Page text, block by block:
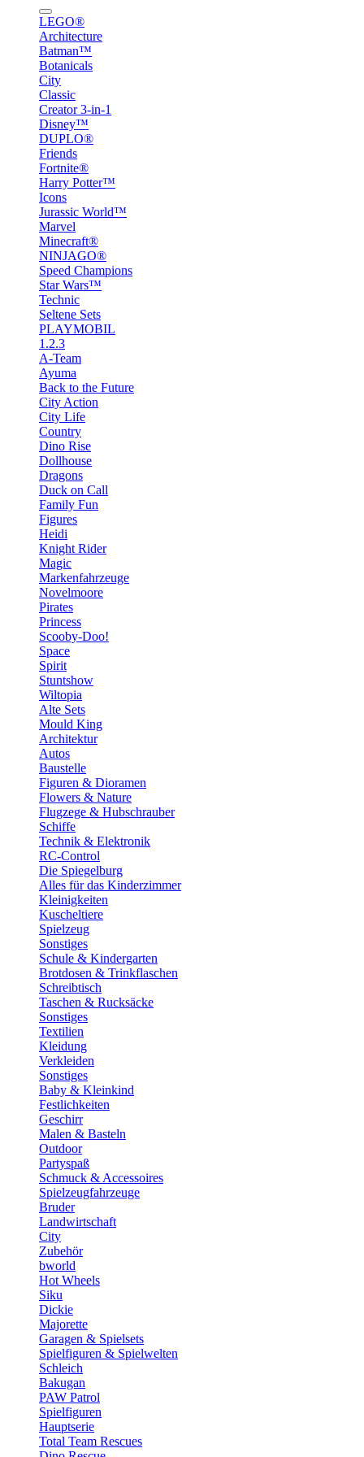
LEGO®
Architecture
Batman™
Botanicals
City
Classic
Creator 3-in-1
Disney™
DUPLO®
Friends
Fortnite®
Harry Potter™
Icons
Jurassic World™
Marvel
Minecraft®
NINJAGO®
Speed Champions
Star Wars™
Technic
Seltene Sets
PLAYMOBIL
1.2.3
A-Team
Ayuma
Back to the Future
City Action
City Life
Country
Dino Rise
Dollhouse
Dragons
Duck on Call
Family Fun
Figures
Heidi
Knight Rider
Magic
Markenfahrzeuge
Novelmoore
Pirates
Princess
Scooby-Doo!
Space
Spirit
Stuntshow
Wiltopia
Alte Sets
Mould King
Architektur
Autos
Baustelle
Figuren & Dioramen
Flowers & Nature
Flugzege & Hubschrauber
Schiffe
Technik & Elektronik
RC-Control
Die Spiegelburg
Alles für das Kinderzimmer
Kleinigkeiten
Kuscheltiere
Spielzeug
Sonstiges
Schule & Kindergarten
Brotdosen & Trinkflaschen
Schreibtisch
Taschen & Rucksäcke
Sonstiges
Textilien
Kleidung
Verkleiden
Sonstiges
Baby & Kleinkind
Festlichkeiten
Geschirr
Malen & Basteln
Outdoor
Partyspaß
Schmuck & Accessoires
Spielzeugfahrzeuge
Bruder
Landwirtschaft
City
Zubehör
bworld
Hot Wheels
Siku
Dickie
Majorette
Garagen & Spielsets
Spielfiguren & Spielwelten
Schleich
Bakugan
PAW Patrol
Spielfiguren
Hauptserie
Total Team Rescues